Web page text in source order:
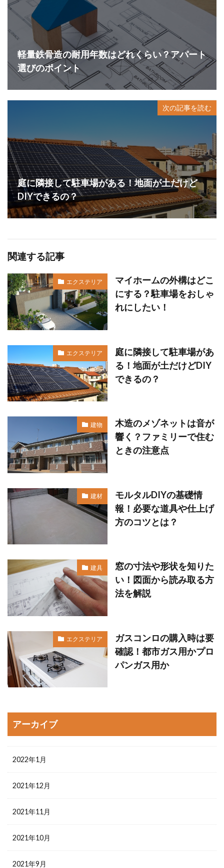
軽量鉄骨造の耐用年数はどれくらい？アパート
選びのポイント
次の記事を読む
庭に隣接して駐車場がある！地面が土だけど
DIYできるの？
関連する記事
エクステリア
マイホームの外構はどこ
にする？駐車場をおしゃ
れにしたい！
エクステリア
庭に隣接して駐車場があ
る！地面が土だけどDIY
できるの？
建物
木造のメゾネットは音が
響く？ファミリーで住む
ときの注意点
建材
モルタルDIYの基礎情
報！必要な道具や仕上げ
方のコツとは？
建具
窓の寸法や形状を知りた
い！図面から読み取る方
法を解説
エクステリア
ガスコンロの購入時は要
確認！都市ガス用かプロ
パンガス用か
アーカイブ
2022年1月
2021年12月
2021年11月
2021年10月
2021年9月